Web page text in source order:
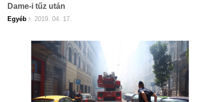
Dame-i tűz után
Egyéb 2019. 04. 17.